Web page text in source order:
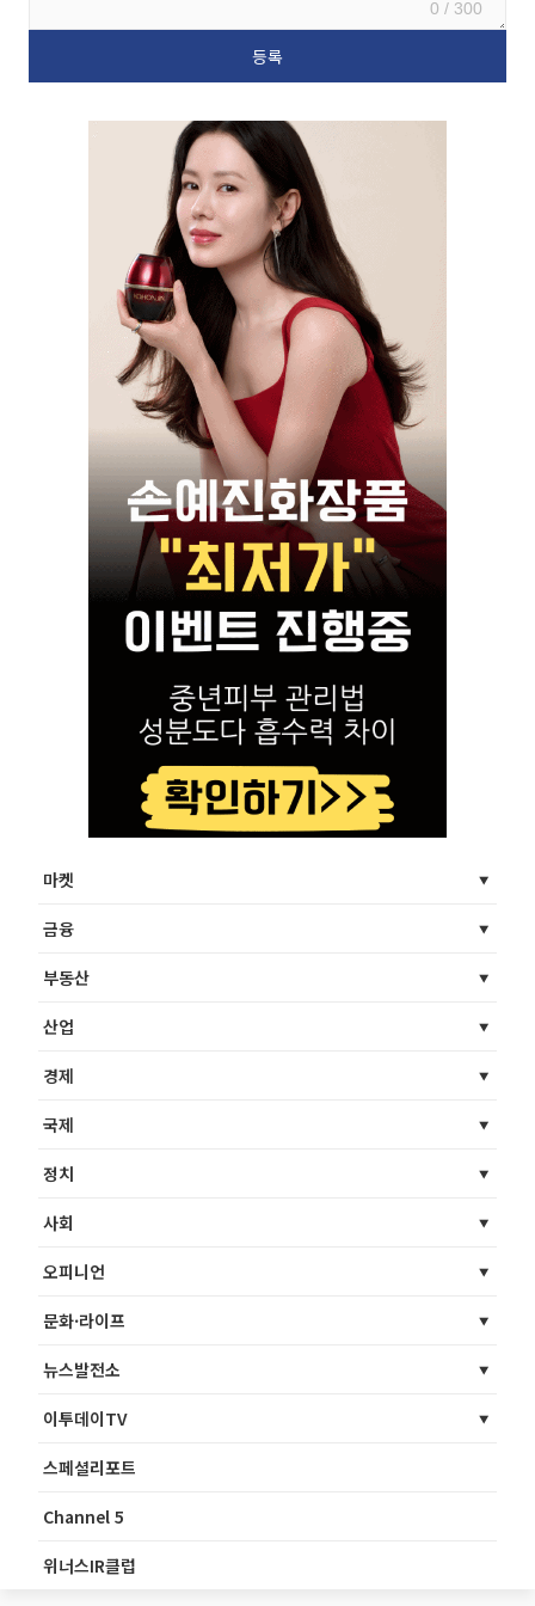
0 / 300
마켓
금융
부동산
산업
경제
국제
정치
사회
오피니언
문화·라이프
뉴스발전소
이투데이TV
스페셜리포트
Channel 5
위너스IR클럽